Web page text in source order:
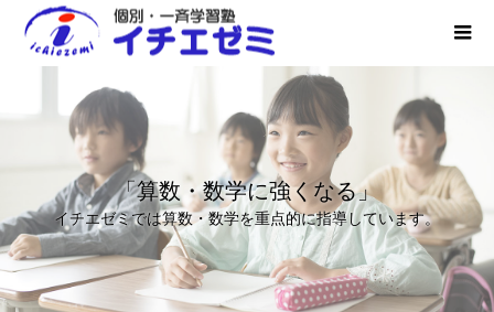
「算数・数学に強くなる」
イチエゼミでは算数・数学を重点的に指導しています。